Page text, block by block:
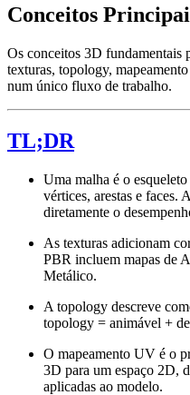
Conceitos
Os conceitos 3D
texturas, topology,
num único fluxo de trabalho.
TL;DR
Uma malha é o
vértices, arestas e faces.
diretamente o
As texturas adicionam
PBR incluem mapas de
Metálico.
A topology descreve
topology = animável +
O mapeamento UV é o
3D para um espaço 2D,
aplicadas ao modelo.